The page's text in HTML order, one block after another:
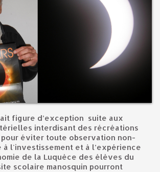
interdisant des récréations
pour éviter toute observation non-
à l'investissement et à l’expérience
de la Luquèce des élèves du
scolaire manosquin pourront